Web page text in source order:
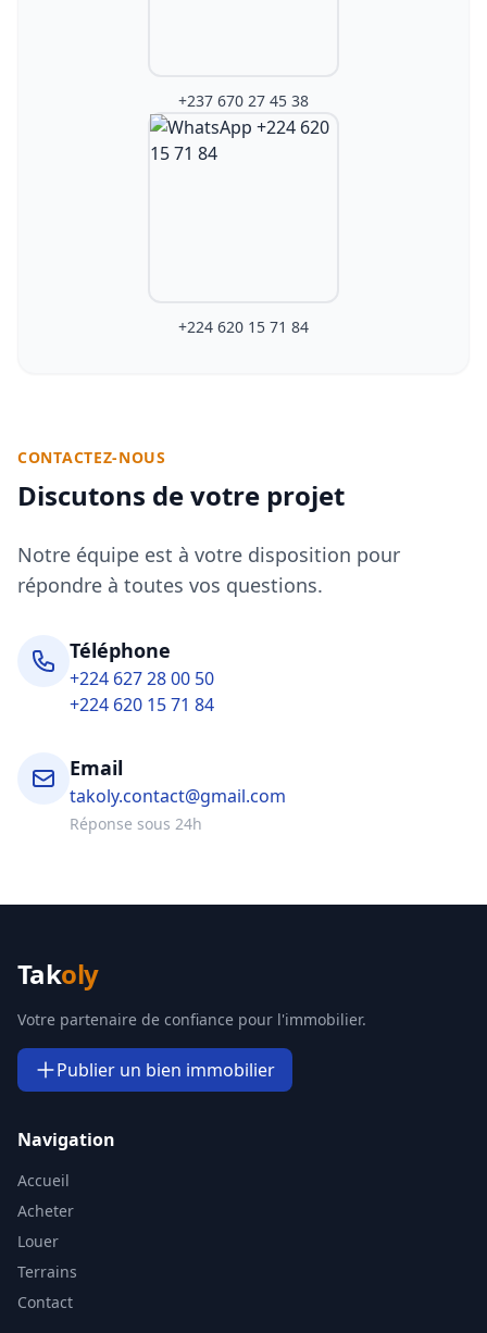
+237 670 27 45 38
+224 620 15 71 84
CONTACTEZ-NOUS
Discutons de votre projet
Notre équipe est à votre disposition pour
répondre à toutes vos questions.
Téléphone
+224 627 28 00 50
+224 620 15 71 84
Email
takoly.contact@gmail.com
Réponse sous 24h
Takoly
Votre partenaire de confiance pour l'immobilier.
Publier un bien immobilier
Navigation
Accueil
Acheter
Louer
Terrains
Contact